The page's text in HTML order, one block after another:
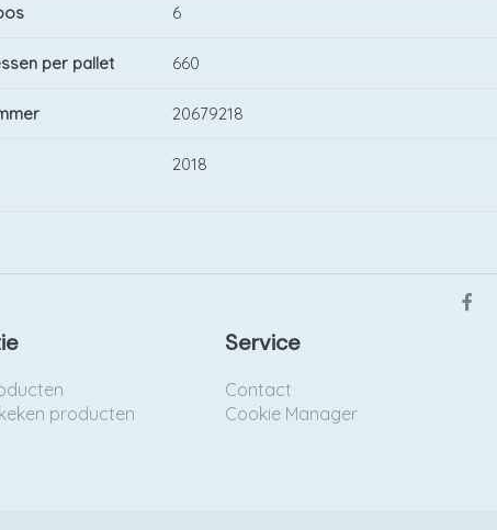
6
per pallet 660
20679218
2018
producten
Service
Contact
Cookie Manager